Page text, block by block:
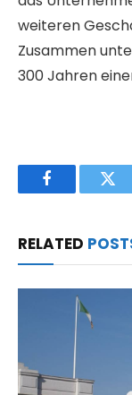
weiteren
Zusammen
300 Jahren
Facebook
RELATED